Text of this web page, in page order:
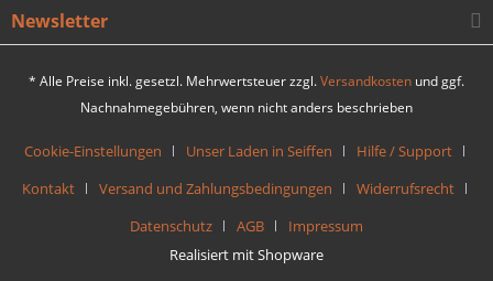
Newsletter
* Alle Preise inkl. gesetzl. Mehrwertsteuer zzgl.Versandkosten und ggf.
Nachnahmegebühren, wenn nicht anders beschrieben
Cookie-Einstellungen Unser Laden in Seiffen
Hilfe / Support
Kontakt
Versand und Zahlungsbedingungen
Widerrufsrecht
Datenschutz
AGB
Impressum
Realisiert mit Shopware